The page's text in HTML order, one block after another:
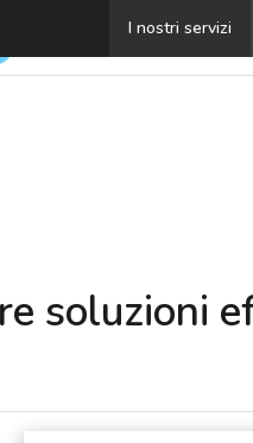
I nostri servizi
Business continuity e
soluzioni